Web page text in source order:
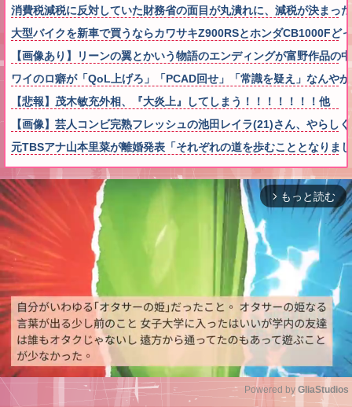
消費税減税に反対していた財務省の面目が丸潰れに、減税が決ま
大型バイクを新車で買うならカワサキZ900RSとホンダCB1000Fど
【画像あり】リーンの翼とかいう物語のエンディングが富野作品の
ワイのロ癖が「QoL上げろ」「PCAD回せ」「常識を疑え」なんや
【悲報】茂木敏充外相、『大炎上』してしまう！！！！！！！他
【画像】芸人コンビ完熟フレッシュの池田レイラ(21)さん、やらし
元TBSアナ山本里菜が離婚発表「それぞれの道を歩むこととなりま
arrow_forward_ios もっと読む
Powered by GliaStudios